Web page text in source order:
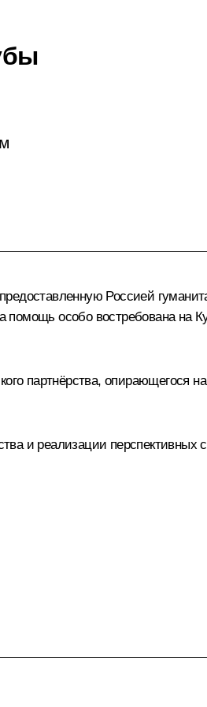
Россией
особо востребована на
партнёрства,
и реализации перспективных